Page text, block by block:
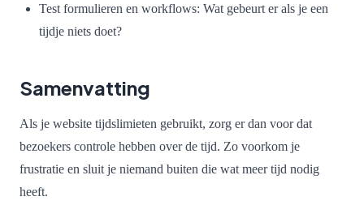
Test formulieren en workflows: Wat gebeurt er als je een
tijdje niets doet?
Samenvatting
Als je website tijdslimieten gebruikt, zorg er dan voor dat
bezoekers controle hebben over de tijd. Zo voorkom je
frustratie en sluit je niemand buiten die wat meer tijd nodig
heeft.